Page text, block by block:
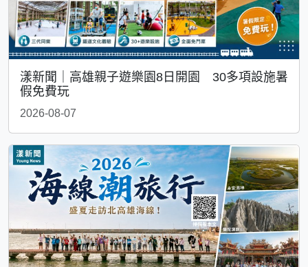
漾新聞｜高雄親子遊樂園8日開園 30多項設施暑
假免費玩
2026-08-07